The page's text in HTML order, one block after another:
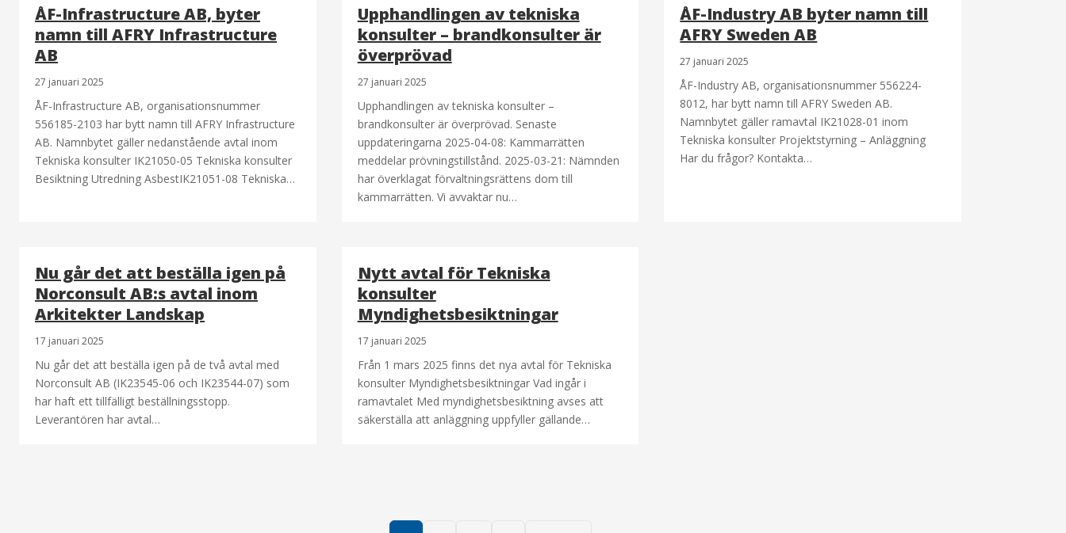
ÅF-Infrastructure AB, byter
namn till AFRY Infrastructure
AB
27 januari 2025
ÅF-Infrastructure AB, organisationsnummer
556185-2103 har bytt namn till AFRY Infrastructure
AB. Namnbytet gäller nedanstående avtal inom
Tekniska konsulter IK21050-05 Tekniska konsulter
Besiktning Utredning AsbestIK21051-08 Tekniska…
Upphandlingen av tekniska
konsulter – brandkonsulter är
överprövad
27 januari 2025
Upphandlingen av tekniska konsulter –
brandkonsulter är överprövad. Senaste
uppdateringarna 2025-04-08: Kammarrätten
meddelar prövningstillstånd. 2025-03-21: Nämnden
har överklagat förvaltningsrättens dom till
kammarrätten. Vi avvaktar nu…
ÅF-Industry AB byter namn till
AFRY Sweden AB
27 januari 2025
ÅF-Industry AB, organisationsnummer 556224-
8012, har bytt namn till AFRY Sweden AB.
Namnbytet gäller ramavtal IK21028-01 inom
Tekniska konsulter Projektstyrning – Anläggning
Har du frågor? Kontakta…
Nu går det att beställa igen på
Norconsult AB:s avtal inom
Arkitekter Landskap
17 januari 2025
Nu går det att beställa igen på de två avtal med
Norconsult AB (IK23545-06 och IK23544-07) som
har haft ett tillfälligt beställningsstopp.
Leverantören har avtal…
Nytt avtal för Tekniska
konsulter
Myndighetsbesiktningar
17 januari 2025
Från 1 mars 2025 finns det nya avtal för Tekniska
konsulter Myndighetsbesiktningar Vad ingår i
ramavtalet Med myndighetsbesiktning avses att
säkerställa att anläggning uppfyller gällande…